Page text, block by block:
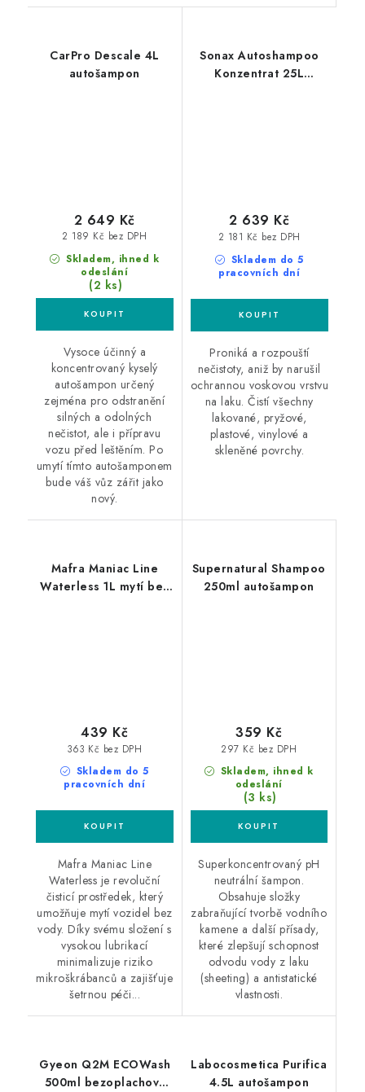
CarPro Descale 4L
autošampon
Skladem, ihned k
odeslání
(2 ks)
2 189 Kč bez DPH
2 649 Kč
Vysoce účinný a
koncentrovaný kyselý
autošampon určený
zejména pro odstranění
silných a odolných
nečistot, ale i přípravu
vozu před leštěním. Po
umytí tímto autošamponem
bude váš vůz zářit jako
nový.
Sonax Autoshampoo
Konzentrat 25L
Skladem do 5
pracovních dní
2 181 Kč bez DPH
2 639 Kč
Proniká a rozpouští
nečistoty, aniž by narušil
ochrannou voskovou vrstvu
na laku. Čistí všechny
lakované, pryžové,
plastové, vinylové a
skleněné povrchy.
Mafra Maniac Line
Waterless 1L mytí bez
Skladem do 5
pracovních dní
363 Kč bez DPH
439 Kč
Mafra Maniac Line
Waterless je revoluční
čisticí prostředek, který
umožňuje mytí vozidel bez
vody. Díky svému složení s
vysokou lubrikací
minimalizuje riziko
mikroškrábanců a zajišťuje
šetrnou péči...
Supernatural Shampoo
250ml autošampon
Skladem, ihned k
odeslání
(3 ks)
297 Kč bez DPH
359 Kč
Superkoncentrovaný pH
neutrální šampon.
Obsahuje složky
zabraňující tvorbě vodního
kamene a další přísady,
které zlepšují schopnost
odvodu vody z laku
(sheeting) a antistatické
vlastnosti.
Gyeon Q2M ECOWash
500ml bezoplachový
Labocosmetica Purifica
4.5L autošampon